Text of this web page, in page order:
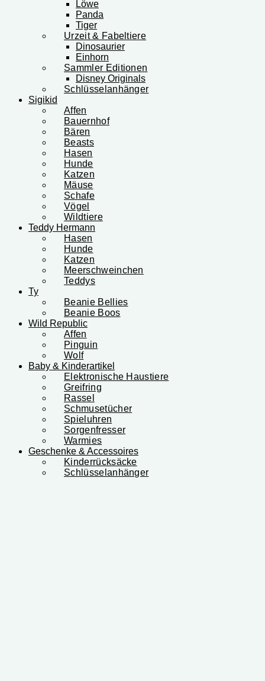
Löwe
Panda
Tiger
Urzeit & Fabeltiere
Dinosaurier
Einhorn
Sammler Editionen
Disney Originals
Schlüsselanhänger
Sigikid
Affen
Bauernhof
Bären
Beasts
Hasen
Hunde
Katzen
Mäuse
Schafe
Vögel
Wildtiere
Teddy Hermann
Hasen
Hunde
Katzen
Meerschweinchen
Teddys
Ty
Beanie Bellies
Beanie Boos
Wild Republic
Affen
Pinguin
Wolf
Baby & Kinderartikel
Elektronische Haustiere
Greifring
Rassel
Schmusetücher
Spieluhren
Sorgenfresser
Warmies
Geschenke & Accessoires
Kinderrücksäcke
Schlüsselanhänger